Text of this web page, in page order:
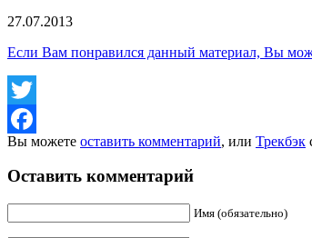
27.07.2013
Если Вам понравился данный материал, Вы
Twitter
Facebook
Вы можете оставить комментарий, или Трекбэк
Оставить комментарий
Имя (обязательно)